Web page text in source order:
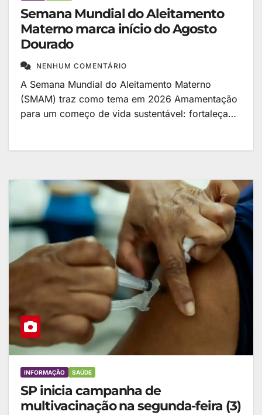
Semana Mundial do Aleitamento
Materno marca início do Agosto
Dourado
NENHUM COMENTÁRIO
A Semana Mundial do Aleitamento Materno
(SMAM) traz como tema em 2026 Amamentação
para um começo de vida sustentável: fortaleça…
INFORMAÇÃO SAÚDE
SP inicia campanha de
multivacinação na segunda-feira (3)